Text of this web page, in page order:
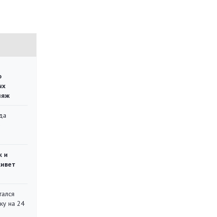
и
на 24